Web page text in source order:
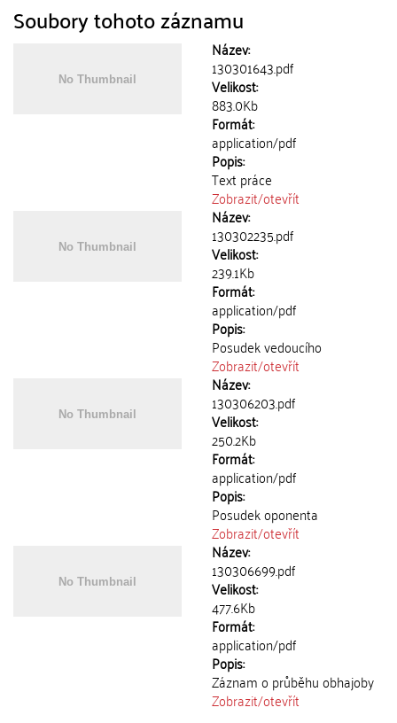
Soubory tohoto záznamu
Název:
130301643.pdf
Velikost:
883.0Kb
Formát:
application/pdf
Popis:
Text práce
Zobrazit/otevřít
Název:
130302235.pdf
Velikost:
239.1Kb
Formát:
application/pdf
Popis:
Posudek vedoucího
Zobrazit/otevřít
Název:
130306203.pdf
Velikost:
250.2Kb
Formát:
application/pdf
Popis:
Posudek oponenta
Zobrazit/otevřít
Název:
130306699.pdf
Velikost:
477.6Kb
Formát:
application/pdf
Popis:
Záznam o průběhu obhajoby
Zobrazit/otevřít